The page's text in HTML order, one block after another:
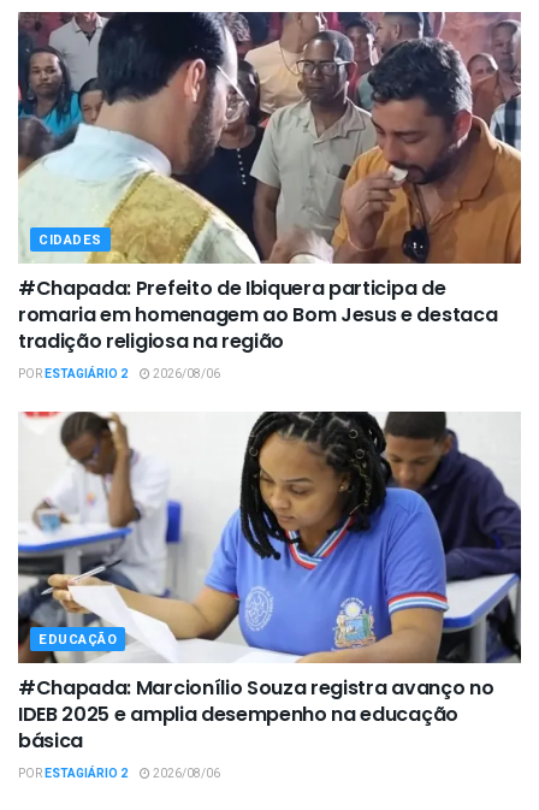
CIDADES
#Chapada: Prefeito de Ibiquera participa de
romaria em homenagem ao Bom Jesus e destaca
tradição religiosa na região
PORESTAGIÁRIO 2 2026/08/06
EDUCAÇÃO
#Chapada: Marcionílio Souza registra avanço no
IDEB 2025 e amplia desempenho na educação
básica
PORESTAGIÁRIO 2 2026/08/06